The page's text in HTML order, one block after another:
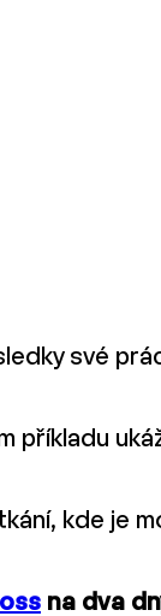
své
příkladu
kde je
na dva